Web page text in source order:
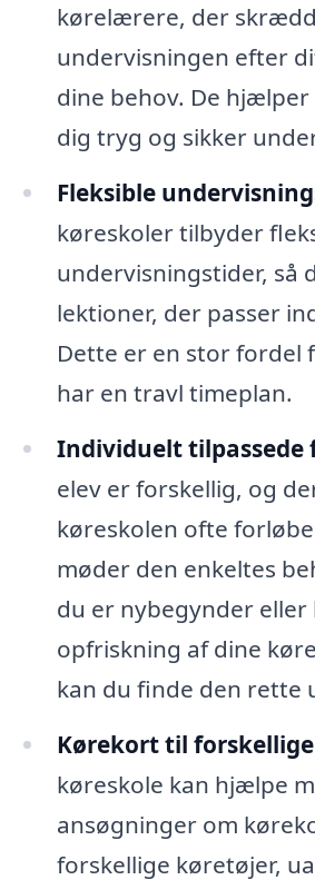
kørelærere, der
undervisningen efter
dine behov. De
dig tryg og sikker
Fleksible
køreskoler tilbyder
undervisningstider, så
lektioner, der passer
Dette er en stor fordel
har en travl timeplan.
Individuelt tilpassede
elev er forskellig, og
køreskolen ofte
møder den enkeltes
du er nybegynder
opfriskning af dine
kan du finde den rette
Kørekort til
køreskole kan hjælpe
ansøgninger om
forskellige køretøjer,